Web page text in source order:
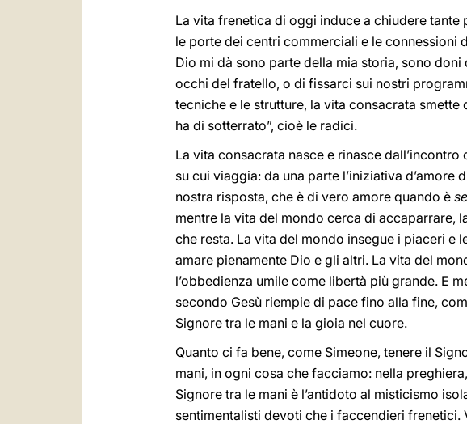
La vita frenetica di oggi induce a chiudere tante
le porte dei centri commerciali e le connessioni
Dio mi dà sono parte della mia storia, sono
occhi del fratello, o di fissarci sui nostri
tecniche e le strutture, la vita consacrata
ha di sotterrato”, cioè le radici.
La vita consacrata nasce e rinasce
su cui viaggia: da una parte l’iniziativa
nostra risposta, che è di vero amore quando è
mentre la vita del mondo cerca di accaparrare,
che resta. La vita del mondo insegue i piaceri e
amare pienamente Dio e gli altri. La vita del
l’obbedienza umile come libertà più grande. E
secondo Gesù riempie di pace fino alla fine,
Signore tra le mani e la gioia nel cuore.
Quanto ci fa bene, come Simeone, tenere il
mani, in ogni cosa che facciamo: nella
Signore tra le mani è l’antidoto al misticismo
sentimentalisti devoti che i faccendieri frenetici.